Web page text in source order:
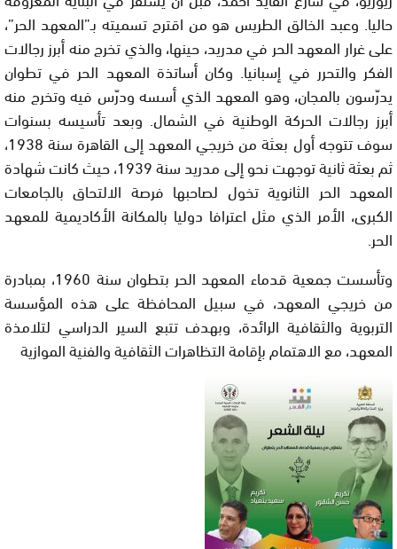
حاليا. وعبد الخالق الطريس هو من اقترح تسميته بـ”المعهد الحر”،
على غرار المعهد الحر في مدريد، حينها، والذي تخرج منه أبرز رجالات
الفكر والتحرر في إسبانيا. وكان أساتذة المعهد الحر في تطوان
يدرّسون بالمجان، وهو المعهد الذي أسسه ودرّس فيه وتخرج منه
أبرز رجالات الحركة الوطنية في الشمال. وبعد تأسيسه بسنوات
سوف تتوجه أول بعثة من خريجي المعهد إلى القاهرة سنة 1938،
ثم بعثة ثانية توجهت نحو إلى مدريد سنة 1939، حيث كانت شهادة
المعهد الحر الثانوية تخول لصاحبها فرصة الالتحاق بالجامعات
الكبرى، الأمر الذي مثل اعترافا دوليا بالمكانة الأكاديمية للمعهد
الحر.
وتأسست جمعية قدماء المعهد الحر بتطوان سنة 1960، بمبادرة
من خريجي المعهد، في سبيل المحافظة على هذه المؤسسة
التربوية والثقافية الرائدة، وبهدف تتبع السير الدراسي لتلامذة
المعهد، مع الاهتمام بإقامة التظاهرات الثقافية والفنية الموازية